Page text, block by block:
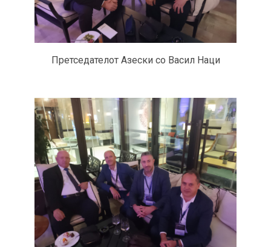
Претседателот Азески со Васил Наци